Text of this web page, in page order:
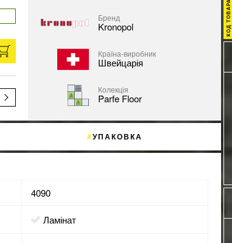
Бренд
Kronopol
Країна-виробник
Швейцарія
Колекція
Parfe Floor
УПАКОВКА
4090
Ламінат